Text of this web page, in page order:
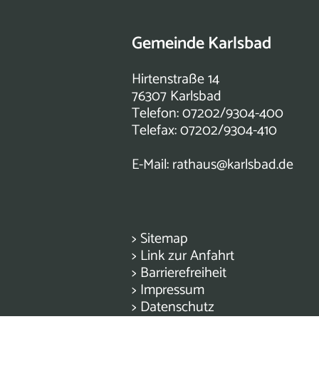
Gemeinde Karlsbad
Hirtenstraße 14
76307 Karlsbad
Telefon: 07202/9304-400
Telefax: 07202/9304-410
E-Mail:rathaus@karlsbad.de
> Sitemap
> Link zur Anfahrt
> Barrierefreiheit
> Impressum
> Datenschutz